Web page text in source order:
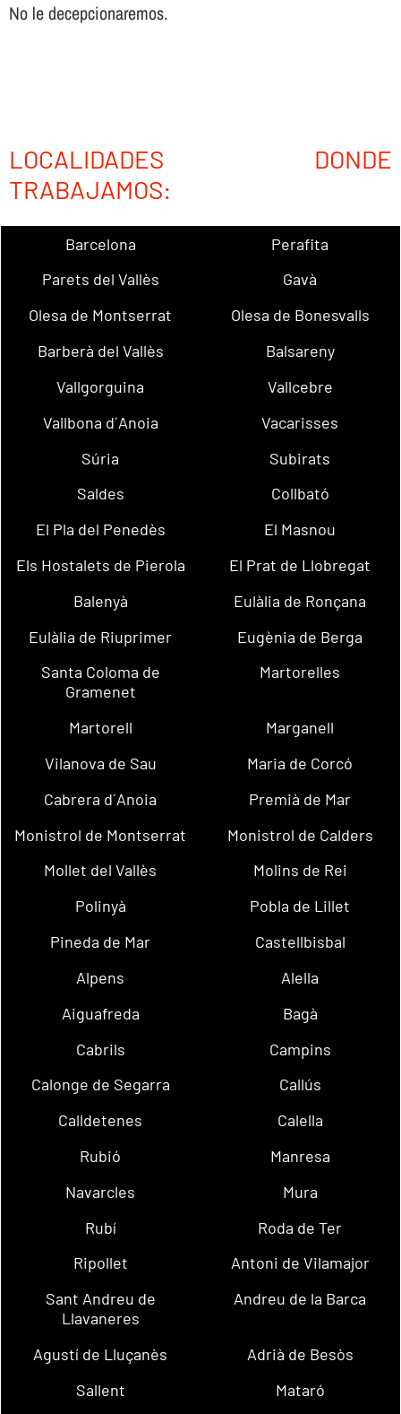
No le decepcionaremos.
LOCALIDADES DONDE
TRABAJAMOS:
Barcelona
Perafita
Parets del Vallès
Gavà
Olesa de Montserrat
Olesa de Bonesvalls
Barberà del Vallès
Balsareny
Vallgorguina
Vallcebre
Vallbona d´Anoia
Vacarisses
Súria
Subirats
Saldes
Collbató
El Pla del Penedès
El Masnou
Els Hostalets de Pierola
El Prat de Llobregat
Balenyà
Eulàlia de Ronçana
Eulàlia de Riuprimer
Eugènia de Berga
Santa Coloma de
Gramenet
Martorelles
Martorell
Marganell
Vilanova de Sau
Maria de Corcó
Cabrera d´Anoia
Premià de Mar
Monistrol de Montserrat
Monistrol de Calders
Mollet del Vallès
Molins de Rei
Polinyà
Pobla de Lillet
Pineda de Mar
Castellbisbal
Alpens
Alella
Aiguafreda
Bagà
Cabrils
Campins
Calonge de Segarra
Callús
Calldetenes
Calella
Rubió
Manresa
Navarcles
Mura
Rubí
Roda de Ter
Ripollet
Antoni de Vilamajor
Sant Andreu de
Llavaneres
Andreu de la Barca
Agustí de Lluçanès
Adrià de Besòs
Sallent
Mataró